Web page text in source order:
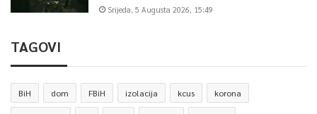
Srijeda, 5 Augusta 2026, 15:49
TAGOVI
BiH dom FBiH izolacija kcus korona